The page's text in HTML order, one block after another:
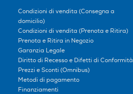
Condizioni di vendita (Consegna a
domicilio)
Condizioni di vendita (Prenota e Ritira)
Prenota e Ritira in Negozio
Garanzia Legale
Diritto di Recesso e Difetti di Conformità
Prezzi e Sconti (Omnibus)
Metodi di pagamento
Finanziamenti